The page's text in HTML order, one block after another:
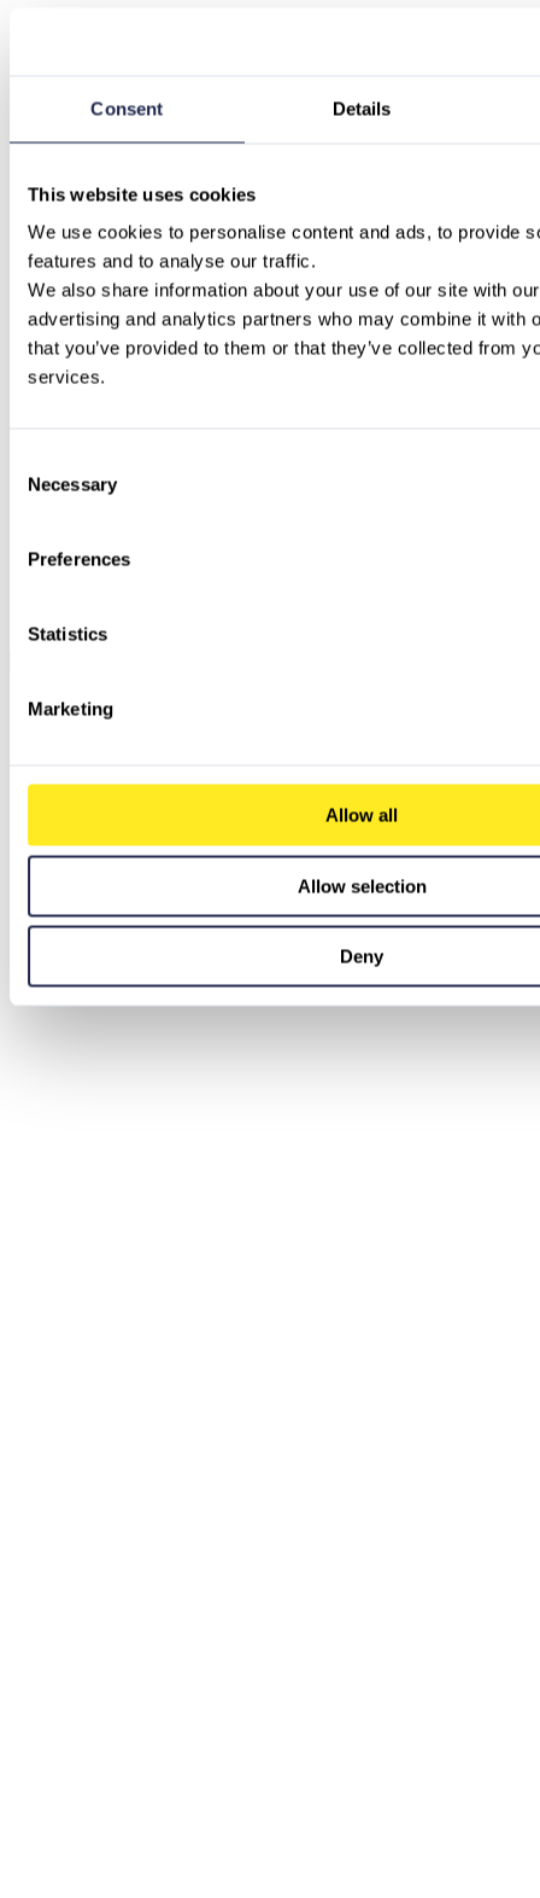
Consent Details
This website uses cookies
We use cookies to personalise content and ads, to provide
features and to analyse our traffic.
We also share information about your use of our site with
advertising and analytics partners who may combine it with
that you’ve provided to them or that they’ve collected from
services.
Selection
Necessary
Preferences
Statistics
Marketing
Allow all
Allow selection
Deny